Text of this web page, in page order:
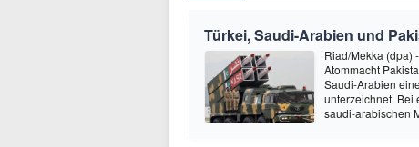
Türkei, Saudi-Arabien und
Riad/Mekka (dpa)
Atommacht
Saudi-Arabien
unterzeichnet. Bei
saudi-arabischen